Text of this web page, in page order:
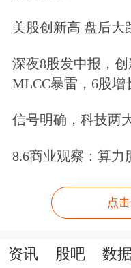
气 自动化设备
车热管理系统
2024年，公司
三季度，公司
元，同比下滑
增长点，备受
锐新科技表示
美股创新高 盘后大
深夜8股发中报，创
MLCC暴雷，6股增
信号明确，科技两
8.6商业观察：算力
点
资讯 股吧 数